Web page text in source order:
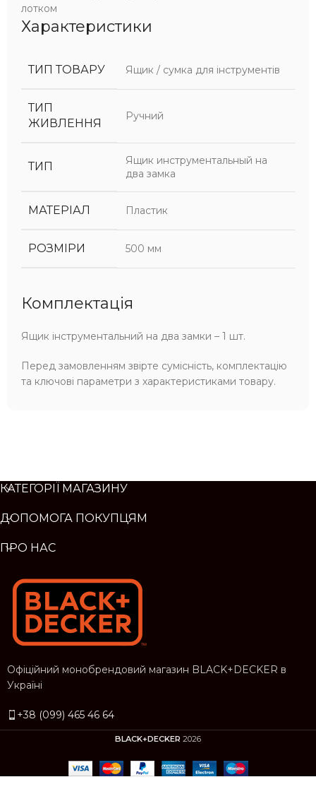
лотком
Характеристики
ТИП ТОВАРУ Ящик / сумка для інструментів
ТИП
ЖИВЛЕННЯ
Ручний
ТИП
Ящик инструментальный на
два замка
МАТЕРІАЛ Пластик
РОЗМІРИ 500 мм
Комплектація
Ящик інструментальний на два замки – 1 шт.
Перед замовленням звірте сумісність, комплектацію
та ключові параметри з характеристиками товару.
КАТЕГОРІЇ МАГАЗИНУ
ДОПОМОГА ПОКУПЦЯМ
ПРО НАС
Офіційний монобрендовий магазин BLACK+DECKER в
Україні
+38 (099) 465 46 64
BLACK+DECKER 2026